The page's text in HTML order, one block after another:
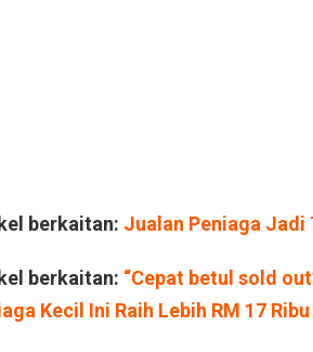
berkaitan: Jualan Peniaga Jadi
berkaitan: “Cepat betul sold
Kecil Ini Raih Lebih RM 17